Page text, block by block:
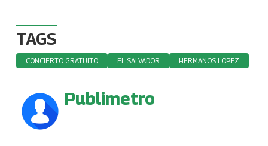
TAGS
CONCIERTO GRATUITO EL SALVADOR HERMANOS LOPEZ
Publimetro